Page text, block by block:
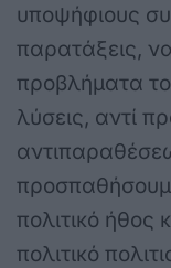
υποψήφιους
παρατάξεις,
προβλήματα
λύσεις, αντί
πολιτικό ήθος
πολιτικό